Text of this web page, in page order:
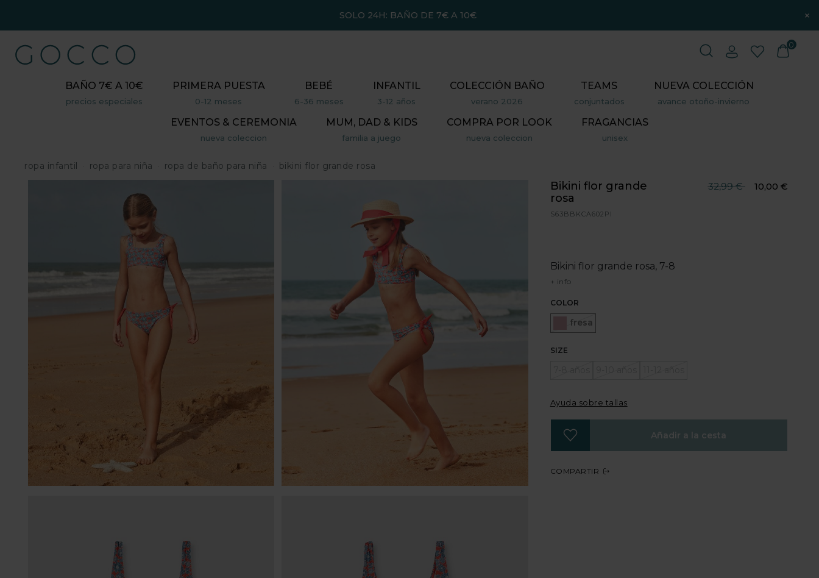
SOLO 24H: BAÑO DE 7€ A 10€ ×
BAÑO 7€ A 10€
precios especiales
PRIMERA PUESTA
0-12 meses
BEBÉ
6-36 meses
INFANTIL
3-12 años
COLECCIÓN BAÑO
verano 2026
TEAMS
conjuntados
NUEVA COLECCIÓN
avance otoño-invierno
EVENTOS & CEREMONIA
nueva coleccion
MUM, DAD & KIDS
familia a juego
COMPRA POR LOOK
nueva coleccion
FRAGANCIAS
unisex
0
ropa infantil ropa para niña ropa de baño para niña bikini flor grande rosa
Bikini flor grande
rosa
Precio reducido desde
32,99 €hasta
10,00 €
S63BBKCA602PI
Bikini flor grande rosa, 7-8
+ info
COLOR
fresa
Seleccionado
SIZE
Ayuda sobre tallas
Añadir a la cesta
COMPARTIR